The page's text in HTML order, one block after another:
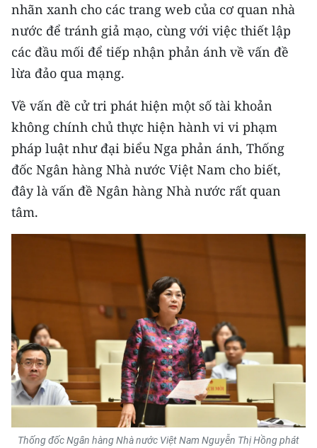
nhãn xanh cho các trang web của cơ quan nhà
nước để tránh giả mạo, cùng với việc thiết lập
các đầu mối để tiếp nhận phản ánh về vấn đề
lừa đảo qua mạng.
Về vấn đề cử tri phát hiện một số tài khoản
không chính chủ thực hiện hành vi vi phạm
pháp luật như đại biểu Nga phản ánh, Thống
đốc Ngân hàng Nhà nước Việt Nam cho biết,
đây là vấn đề Ngân hàng Nhà nước rất quan
tâm.
Thống đốc Ngân hàng Nhà nước Việt Nam Nguyễn Thị Hồng phát